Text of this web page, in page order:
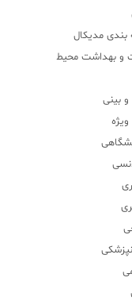
بندی مدیکال
و بهداشت محیط
بینی